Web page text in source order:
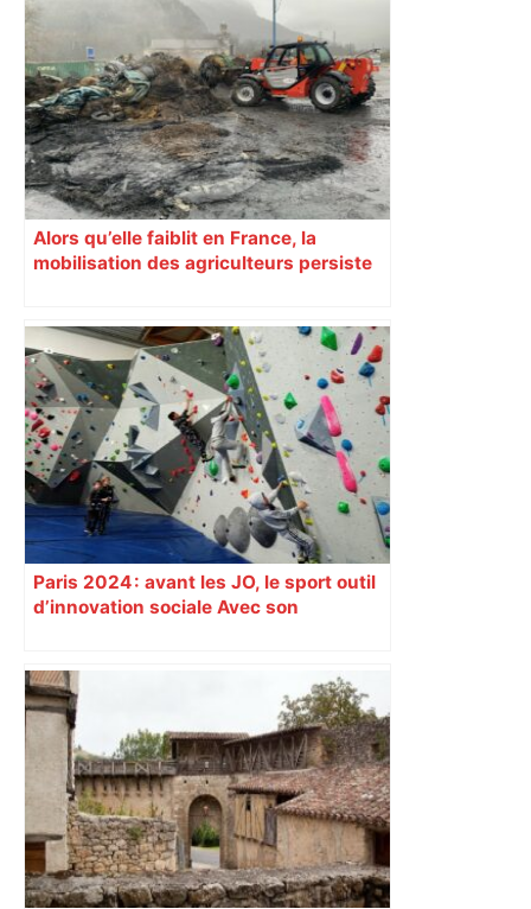
Top 14 : Perpignan mate le leader
Toulouse et quitte la dernière place –
lanouvellerepublique.fr
Alors qu’elle faiblit en France, la
mobilisation des agriculteurs persiste
Paris 2024 : avant les JO, le sport outil
d’innovation sociale Avec son
soutient depuis deux ans des
centaines de projets à vocation sociale.
Exemple à Toulouse et à Tarbes, avec
l’escalade qui espère dépasser le mur
d’indifférence des quartiers populaires.
Reportage